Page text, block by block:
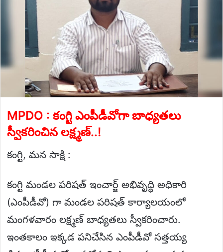
MPDO : కంగ్టి ఎంపీడీవోగా బాధ్యతలు
స్వీకరించిన లక్ష్మణ్..!
కంగ్టి, మన సాక్షి :
కంగ్టి మండల పరిషత్ ఇంచార్జ్ అభివృద్ధి అధికారి
(ఎంపీడీవో) గా మండల పరిషత్ కార్యాలయంలో
మంగళవారం లక్ష్మణ్ బాధ్యతలు స్వీకరించారు.
ఇంతకాలం ఇక్కడ పనిచేసిన ఎంపీడీవో సత్తయ్య